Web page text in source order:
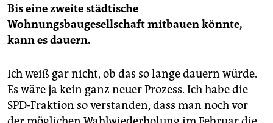
Bis eine zweite städtische
Wohnungsbaugesellschaft mitbauen könnte,
kann es dauern.
Ich weiß gar nicht, ob das so lange dauern würde.
Es wäre ja kein ganz neuer Prozess. Ich habe die
SPD-Fraktion so verstanden, dass man noch vor